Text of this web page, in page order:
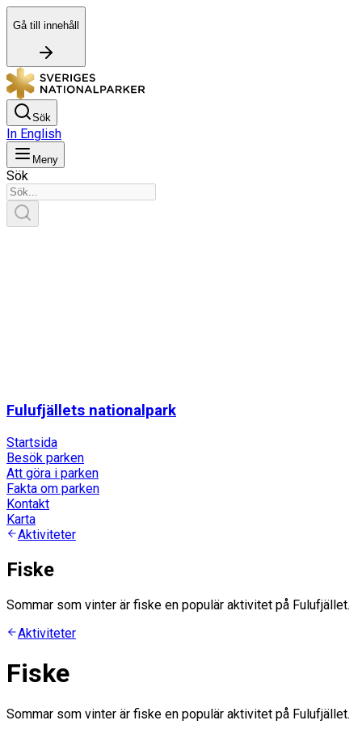
Gå till innehåll
Sök
In English
Meny
Sök
Fulufjällets nationalpark
Startsida
Besök parken
Att göra i parken
Fakta om parken
Kontakt
Karta
Aktiviteter
Fiske
Sommar som vinter är fiske en populär aktivitet på Fulufjället.
Aktiviteter
Fiske
Sommar som vinter är fiske en populär aktivitet på Fulufjället.